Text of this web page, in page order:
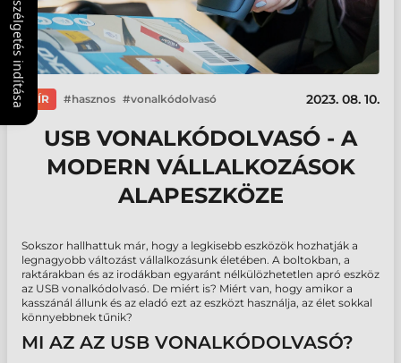
HÍR hasznos vonalkódolvasó 2023. 08. 10.
USB VONALKÓDOLVASÓ - A
MODERN VÁLLALKOZÁSOK
ALAPESZKÖZE
Sokszor hallhattuk már, hogy a legkisebb eszközök hozhatják a
legnagyobb változást vállalkozásunk életében. A boltokban, a
raktárakban és az irodákban egyaránt nélkülözhetetlen apró eszköz
az USB vonalkódolvasó. De miért is? Miért van, hogy amikor a
kasszánál állunk és az eladó ezt az eszközt használja, az élet sokkal
könnyebbnek tűnik?
MI AZ AZ USB VONALKÓDOLVASÓ?
Beszélgetés indítása